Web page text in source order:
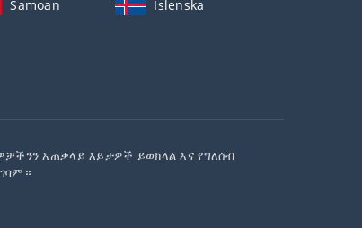
Samoan Íslenska
አጠቃላይ እይታዎች ይወክላል እና የግለሰብ